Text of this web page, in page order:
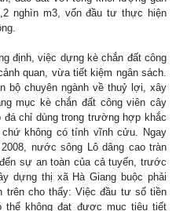
nghìn m3, vốn đầu tư thực hiện
định, việc dựng kè chắn đất công
quan, vừa tiết kiệm ngân sách.
bộ chuyên ngành về thuỷ lợi, xây
mục kè chắn đất công viên cây
chỉ dùng trong trường hợp khắc
không có tính vĩnh cửu. Ngay
nước sông Lô dâng cao tràn
sự an toàn của cả tuyến, trước
dựng thị xã Hà Giang buộc phải
trên cho thấy: Việc đầu tư số tiền
thể không đạt được mục tiêu tiết